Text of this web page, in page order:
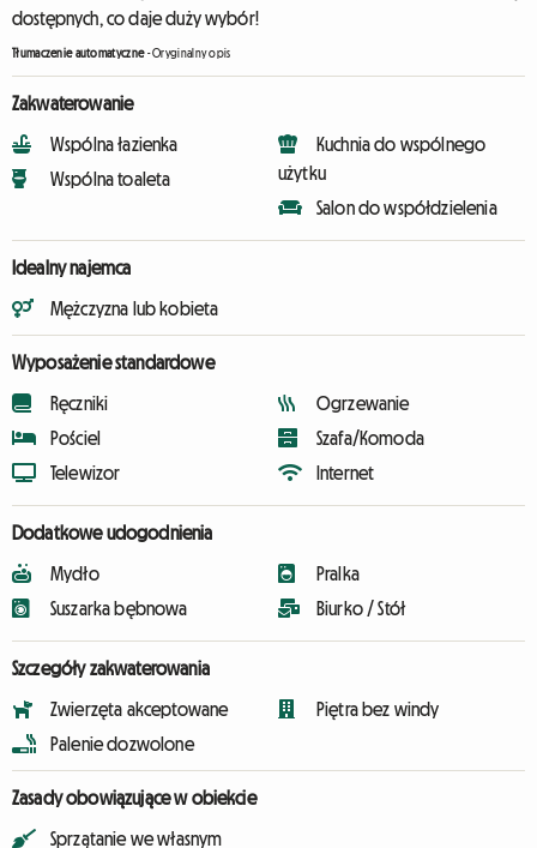
dostępnych, co daje duży wybór!
Tłumaczenie automatyczne-Oryginalny opis
Zakwaterowanie
Wspólna łazienka
Wspólna toaleta
Kuchnia do wspólnego
użytku
Salon do współdzielenia
Idealny najemca
Mężczyzna lub kobieta
Wyposażenie standardowe
Ręczniki
Pościel
Telewizor
Ogrzewanie
Szafa/Komoda
Internet
Dodatkowe udogodnienia
Mydło
Suszarka bębnowa
Pralka
Biurko / Stół
Szczegóły zakwaterowania
Zwierzęta akceptowane
Palenie dozwolone
Piętra bez windy
Zasady obowiązujące w obiekcie
Sprzątanie we własnym